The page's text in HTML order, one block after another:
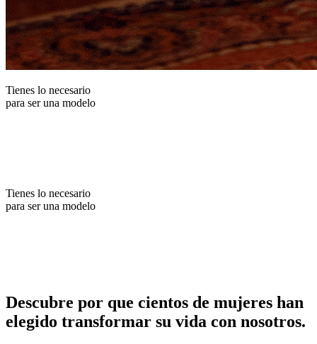
Tienes lo necesario
para ser una modelo
Tienes lo necesario
para ser una modelo
Descubre por que cientos de mujeres han
elegido transformar su vida con nosotros.